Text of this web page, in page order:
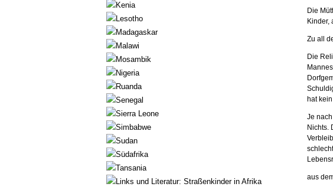
Kenia
Lesotho
Madagaskar
Malawi
Mosambik
Nigeria
Ruanda
Senegal
Sierra Leone
Simbabwe
Sudan
Südafrika
Tansania
Links und Literatur: Straßenkinder in Afrika
Die
Kinder,
Zu all
Die
hat
Je
Nichts.
aus